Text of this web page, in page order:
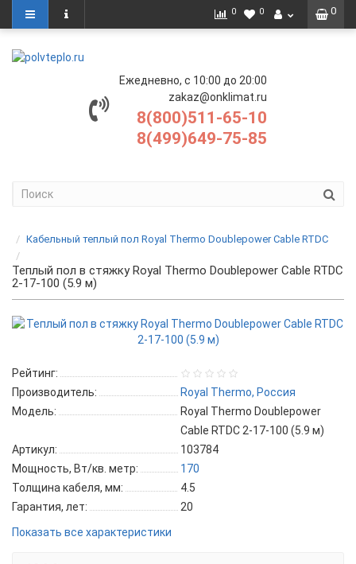
0
0 0
Ежедневно, с 10:00 до 20:00
zakaz@onklimat.ru
8(800)511-65-10
8(499)649-75-85
Кабельный теплый пол Royal Thermo Doublepower Cable RTDC
Теплый пол в стяжку Royal Thermo Doublepower Cable RTDC
2-17-100 (5.9 м)
Рейтинг:
Производитель:
Royal Thermo, Россия
Модель:
Royal Thermo Doublepower
Cable RTDC 2-17-100 (5.9 м)
Артикул:
103784
Мощность, Вт/кв. метр:
170
Толщина кабеля, мм:
4.5
Гарантия, лет:
20
Показать все характеристики